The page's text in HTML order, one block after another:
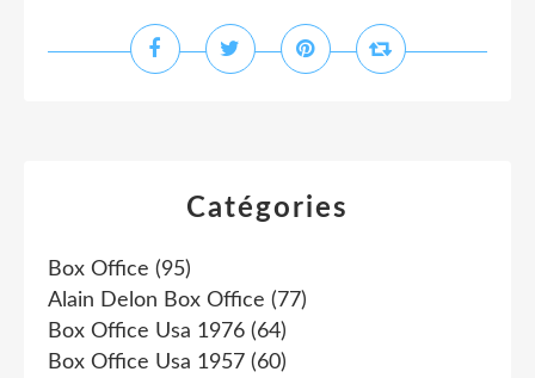
Catégories
Box Office (95)
Alain Delon Box Office (77)
Box Office Usa 1976 (64)
Box Office Usa 1957 (60)